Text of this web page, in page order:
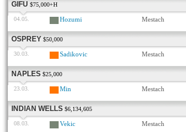
GIFU $75,000+H
04.05. Hozumi Mestach
OSPREY $50,000
30.03. Sadikovic Mestach
NAPLES $25,000
23.03. Min Mestach
INDIAN WELLS $6,134,605
08.03. Vekic Mestach